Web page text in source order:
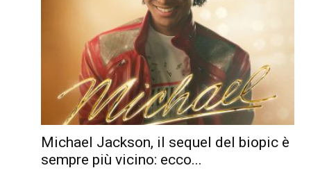
Michael Jackson, il sequel del biopic è
sempre più vicino: ecco...